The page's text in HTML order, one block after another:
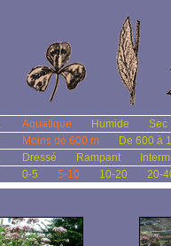
Aquatique Humide
Sec
Moins de 600 m
De 600 à
Dressé Rampant
0-5 5-10 10-20 20-